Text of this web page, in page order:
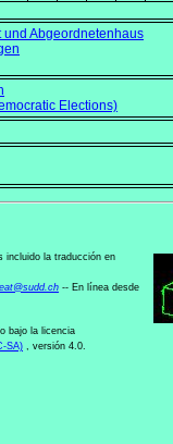
Abgeordnetenhaus
Elections)
incluido la traducción en
@sudd.ch -- En línea desde
bajo la licencia
SA) , versión 4.0.